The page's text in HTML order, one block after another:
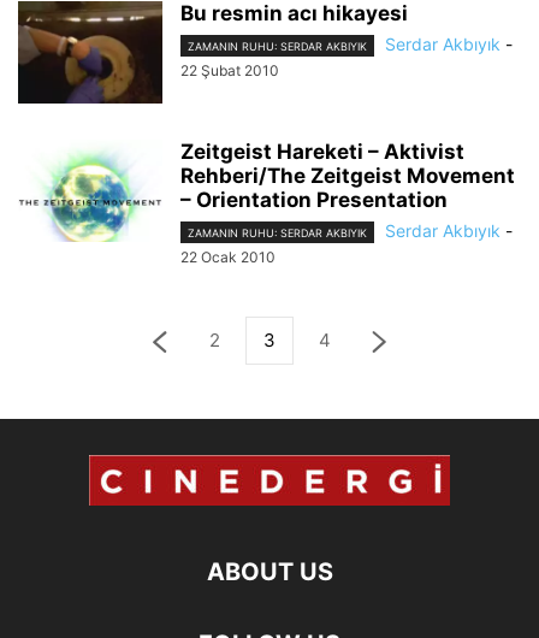
Bu resmin acı hikayesi
ZAMANIN RUHU: SERDAR AKBIYIK Serdar Akbıyık -
22 Şubat 2010
Zeitgeist Hareketi – Aktivist
Rehberi/The Zeitgeist Movement
– Orientation Presentation
ZAMANIN RUHU: SERDAR AKBIYIK Serdar Akbıyık -
22 Ocak 2010
2 3 4
ABOUT US